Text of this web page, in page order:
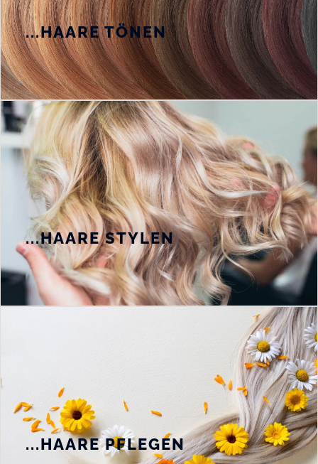
...HAARE TÖNEN
...HAARE STYLEN
...HAARE PFLEGEN